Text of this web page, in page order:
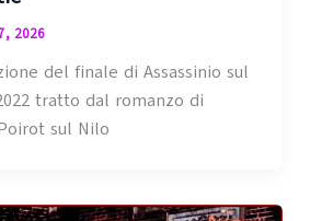
2026
del finale di Assassinio sul
tratto dal romanzo di
sul Nilo